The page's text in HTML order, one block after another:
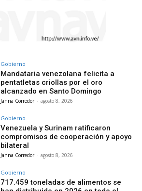
Gobierno
Mandataria venezolana felicita a
pentatletas criollas por el oro
alcanzado en Santo Domingo
Janna Corredor - agosto 8, 2026
Gobierno
Venezuela y Surinam ratificaron
compromisos de cooperación y apoyo
bilateral
Janna Corredor - agosto 8, 2026
Gobierno
717.459 toneladas de alimentos se